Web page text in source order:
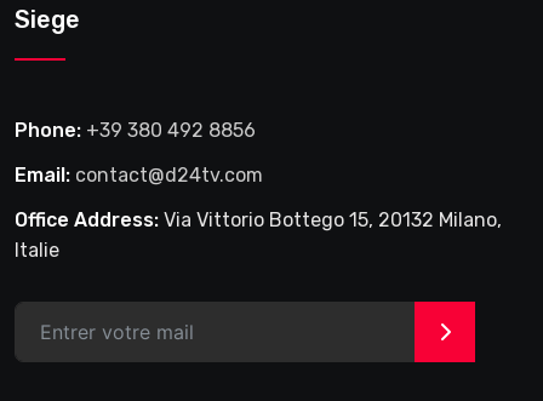
Siege
Phone: +39 380 492 8856
Email: contact@d24tv.com
Office Address: Via Vittorio Bottego 15, 20132 Milano,
Italie
>